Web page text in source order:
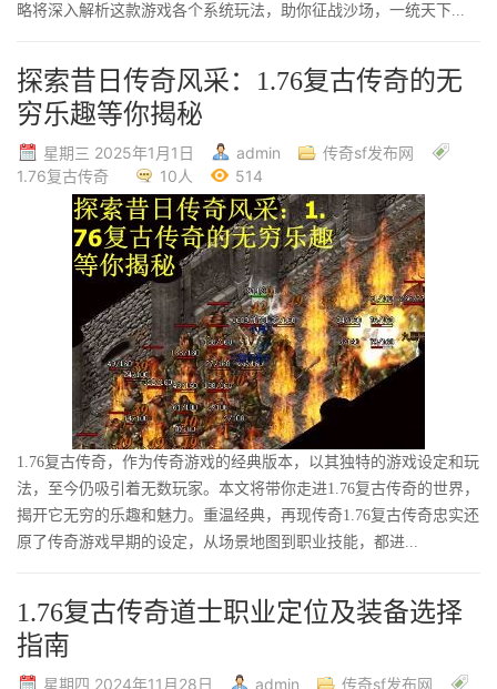
略将深入解析这款游戏各个系统玩法，助你征战沙场，一统天下...
探索昔日传奇风采：1.76复古传奇的无
穷乐趣等你揭秘
星期三 2025年1月1日 admin
传奇sf发布网
1.76复古传奇
10人 514
1.76复古传奇，作为传奇游戏的经典版本，以其独特的游戏设定和玩
法，至今仍吸引着无数玩家。本文将带你走进1.76复古传奇的世界，
揭开它无穷的乐趣和魅力。重温经典，再现传奇1.76复古传奇忠实还
原了传奇游戏早期的设定，从场景地图到职业技能，都进...
1.76复古传奇道士职业定位及装备选择
指南
星期四 2024年11月28日 admin 传奇sf发布网